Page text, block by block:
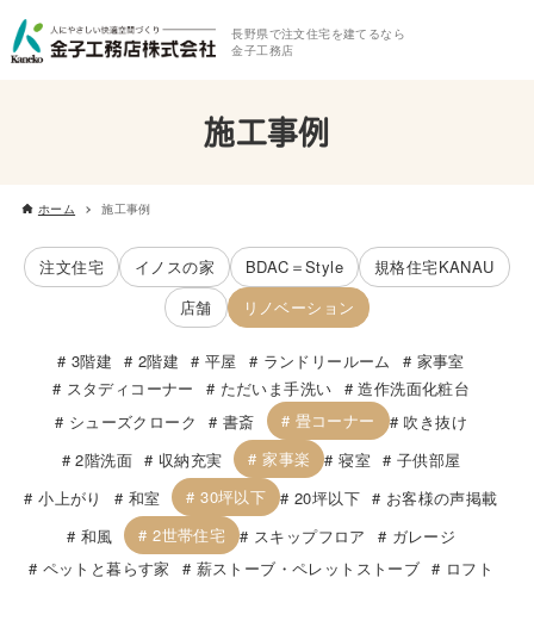
長野県で注文住宅を建てるなら
金子工務店
施工事例
ホーム 施工事例
注文住宅 イノスの家 BDAC＝Style
規格住宅KANAU
店舗
リノベーション
3階建 2階建 平屋 ランドリールーム
家事室
スタディコーナー
ただいま手洗い
造作洗面化粧台
シューズクローク
書斎 畳コーナー
吹き抜け
2階洗面
収納充実 家事楽 寝室
子供部屋
小上がり
和室 30坪以下 20坪以下
お客様の声掲載
和風
2世帯住宅 スキップフロア
ガレージ
ペットと暮らす家
薪ストーブ・ペレットストーブ ロフト